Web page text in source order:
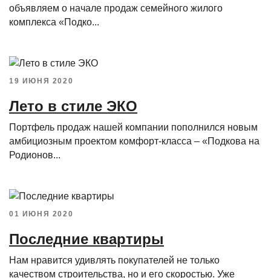
объявляем о начале продаж семейного жилого
комплекса «Подко...
19 ИЮНЯ 2020
Лето в стиле ЭКО
Портфель продаж нашей компании пополнился новым
амбициозным проектом комфорт-класса – «Подкова на
Родионов...
01 ИЮНЯ 2020
Последние квартиры
Нам нравится удивлять покупателей не только
качеством строительства, но и его скоростью. Уже